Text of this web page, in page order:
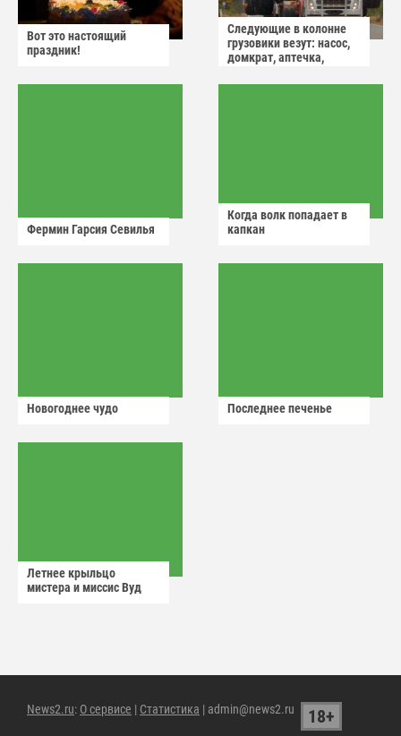
Вот это настоящий
праздник!
Следующие в колонне
грузовики везут: насос,
домкрат, аптечка,
Фермин Гарсия Севилья
Когда волк попадает в
капкан
Новогоднее чудо Последнее печенье
Летнее крыльцо
мистера и миссис Вуд
News2.ru: О сервисе | Статистика | admin@news2.ru 18+